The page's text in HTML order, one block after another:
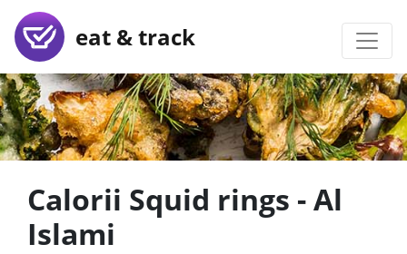
eat & track
Calorii Squid rings - Al
Islami